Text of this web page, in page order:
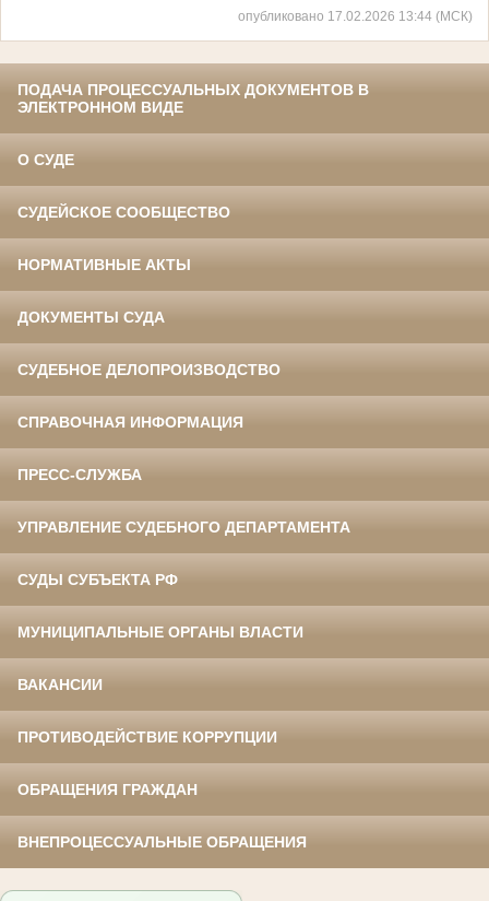
опубликовано 17.02.2026 13:44 (МСК)
ПОДАЧА ПРОЦЕССУАЛЬНЫХ ДОКУМЕНТОВ В
ЭЛЕКТРОННОМ ВИДЕ
О СУДЕ
СУДЕЙСКОЕ СООБЩЕСТВО
НОРМАТИВНЫЕ АКТЫ
ДОКУМЕНТЫ СУДА
СУДЕБНОЕ ДЕЛОПРОИЗВОДСТВО
СПРАВОЧНАЯ ИНФОРМАЦИЯ
ПРЕСС-СЛУЖБА
УПРАВЛЕНИЕ СУДЕБНОГО ДЕПАРТАМЕНТА
СУДЫ СУБЪЕКТА РФ
МУНИЦИПАЛЬНЫЕ ОРГАНЫ ВЛАСТИ
ВАКАНСИИ
ПРОТИВОДЕЙСТВИЕ КОРРУПЦИИ
ОБРАЩЕНИЯ ГРАЖДАН
ВНЕПРОЦЕССУАЛЬНЫЕ ОБРАЩЕНИЯ